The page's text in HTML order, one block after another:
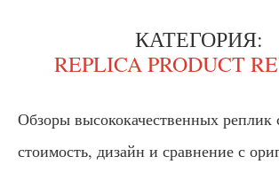
КАТЕГОРИЯ:
REPLICA PRODUCT
Обзоры высококачественных
стоимость, дизайн и сравнение с